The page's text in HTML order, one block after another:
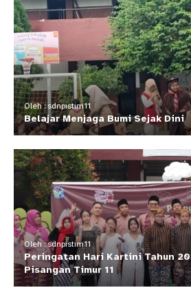
Oleh : sdnpistim11
Belajar Menjaga Bumi Sejak Dini
Oleh : sdnpistim11
Peringatan Hari Kartini Tahun
Pisangan Timur 11